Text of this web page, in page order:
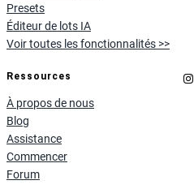
Presets
Éditeur de lots IA
Voir toutes les fonctionnalités >>
Ressources
À propos de nous
Blog
Assistance
Commencer
Forum